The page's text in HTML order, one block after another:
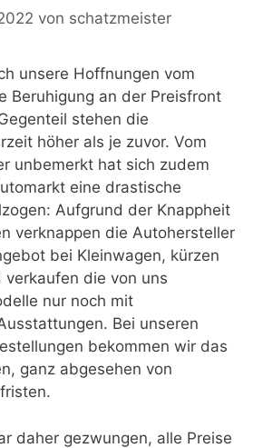
von schatzmeister
unsere Hoffnungen vom
Beruhigung an der Preisfront
stehen die
höher als je zuvor. Vom
unbemerkt hat sich zudem
eine drastische
Aufgrund der Knappheit
verknappen die Autohersteller
bei Kleinwagen, kürzen
die von uns
nur noch mit
Bei unseren
bekommen wir das
ganz abgesehen von
daher gezwungen, alle Preise